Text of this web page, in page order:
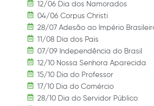
12/06 Dia dos Namorados
04/06 Corpus Christi
28/07 Adesão ao Império
11/08 Dia dos Pais
07/09 Independência do Brasil
12/10 Nossa Senhora Aparecida
15/10 Dia do Professor
17/10 Dia do Comércio
28/10 Dia do Servidor Público